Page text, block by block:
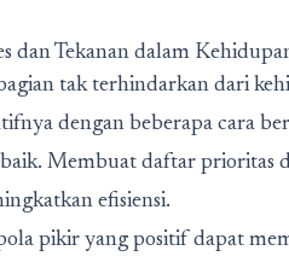
dan Tekanan dalam
tak terhindarkan dari
dengan beberapa cara
Membuat daftar prioritas
efisiensi.
pikir yang positif dapat